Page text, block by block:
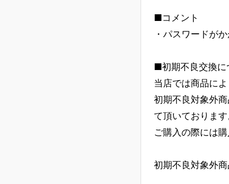
■コメント
・パスワードが
■初期不良交換に
当店では商品に
初期不良対象外
て頂いておりま
ご購入の際には
初期不良対象外